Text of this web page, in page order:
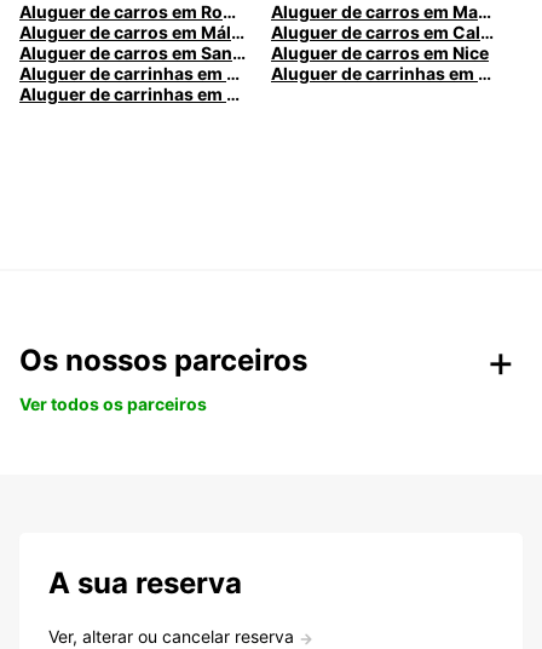
Aluguer de carros em Roma
Aluguer de carros em Madrid
Aluguer de carros em Málaga
Aluguer de carros em Caldas da Rainha
Aluguer de carros em Santa Maria da Feira
Aluguer de carros em Nice
Aluguer de carrinhas em Nice
Aluguer de carrinhas em Santa Maria da Feira
Aluguer de carrinhas em Caldas da Rainha
Os nossos parceiros
Ver todos os parceiros
A sua reserva
Ver, alterar ou cancelar reserva